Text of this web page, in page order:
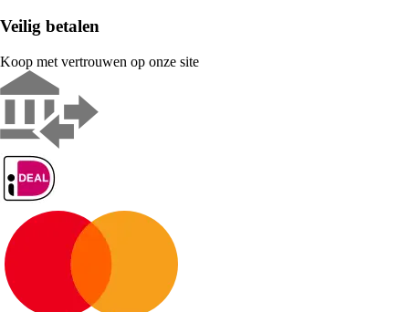
Veilig betalen
Koop met vertrouwen op onze site